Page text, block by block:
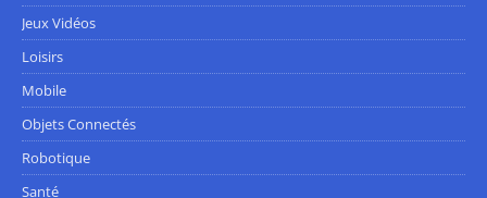
Jeux Vidéos
Loisirs
Mobile
Objets Connectés
Robotique
Santé